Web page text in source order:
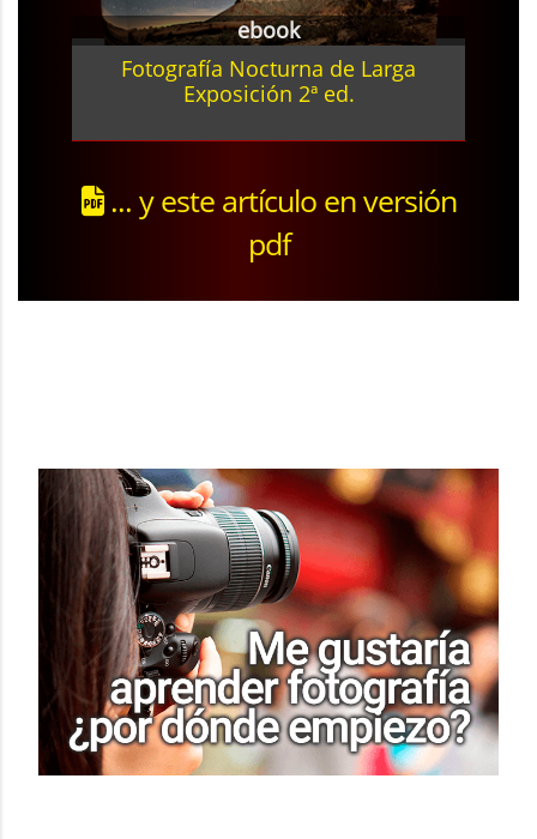
ebook
Fotografía Nocturna de Larga
Exposición 2ª ed.
... y este artículo en versión
pdf